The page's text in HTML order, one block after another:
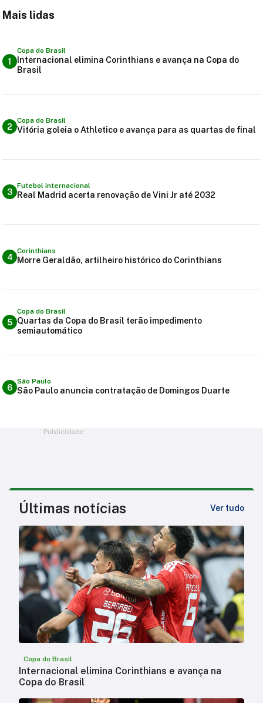
Mais lidas
1
Copa do Brasil
Internacional elimina Corinthians e avança na Copa do
Brasil
2
Copa do Brasil
Vitória goleia o Athletico e avança para as quartas de final
3
Futebol internacional
Real Madrid acerta renovação de Vini Jr até 2032
4
Corinthians
Morre Geraldão, artilheiro histórico do Corinthians
5
Copa do Brasil
Quartas da Copa do Brasil terão impedimento
semiautomático
6
São Paulo
São Paulo anuncia contratação de Domingos Duarte
Publicidade
Últimas notícias Ver tudo
Copa do Brasil
Internacional elimina Corinthians e avança na
Copa do Brasil